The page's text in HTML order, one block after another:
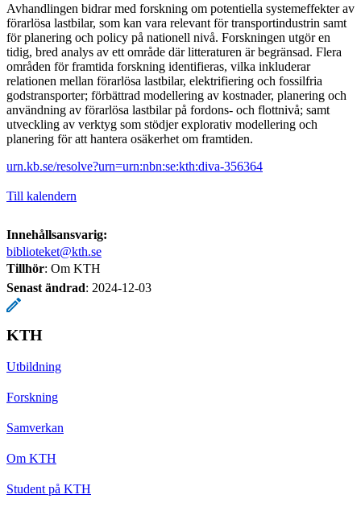
Avhandlingen bidrar med forskning om potentiella systemeffekter av
förarlösa lastbilar, som kan vara relevant för transportindustrin samt
för planering och policy på nationell nivå. Forskningen utgör en
tidig, bred analys av ett område där litteraturen är begränsad. Flera
områden för framtida forskning identifieras, vilka inkluderar
relationen mellan förarlösa lastbilar, elektrifiering och fossilfria
godstransporter; förbättrad modellering av kostnader, planering och
användning av förarlösa lastbilar på fordons- och flottnivå; samt
utveckling av verktyg som stödjer explorativ modellering och
planering för att hantera osäkerhet om framtiden.
urn.kb.se/resolve?urn=urn:nbn:se:kth:diva-356364
Till kalendern
Innehållsansvarig:
biblioteket@kth.se
Tillhör: Om KTH
Senast ändrad: 2024-12-03
KTH
Utbildning
Forskning
Samverkan
Om KTH
Student på KTH